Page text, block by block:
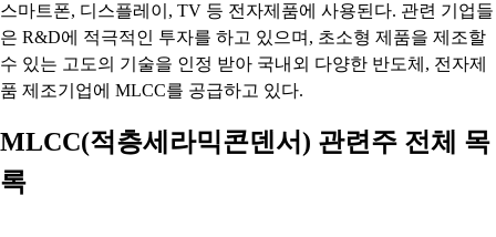
스마트폰, 디스플레이, TV 등 전자제품에 사용된다. 관련 기업들
은 R&D에 적극적인 투자를 하고 있으며, 초소형 제품을 제조할
수 있는 고도의 기술을 인정 받아 국내외 다양한 반도체, 전자제
품 제조기업에 MLCC를 공급하고 있다.
MLCC(적층세라믹콘덴서) 관련주 전체 목
록